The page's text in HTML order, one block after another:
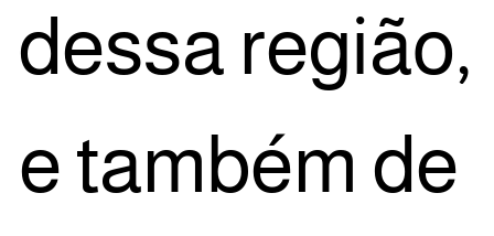
des­sa região,
e tam­bém de